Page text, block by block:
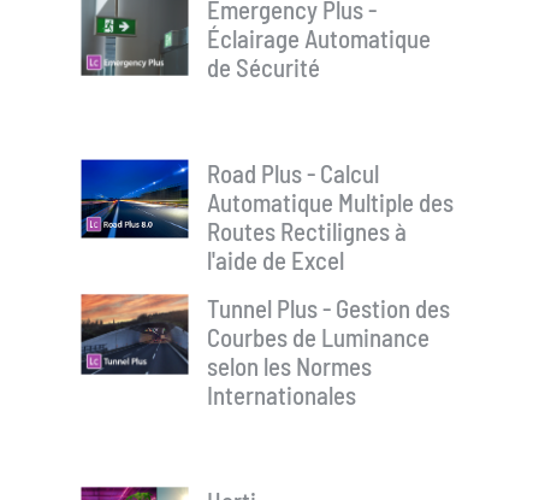
Emergency Plus -
Éclairage Automatique
de Sécurité
Road Plus - Calcul
Automatique Multiple des
Routes Rectilignes à
l'aide de Excel
Tunnel Plus - Gestion des
Courbes de Luminance
selon les Normes
Internationales